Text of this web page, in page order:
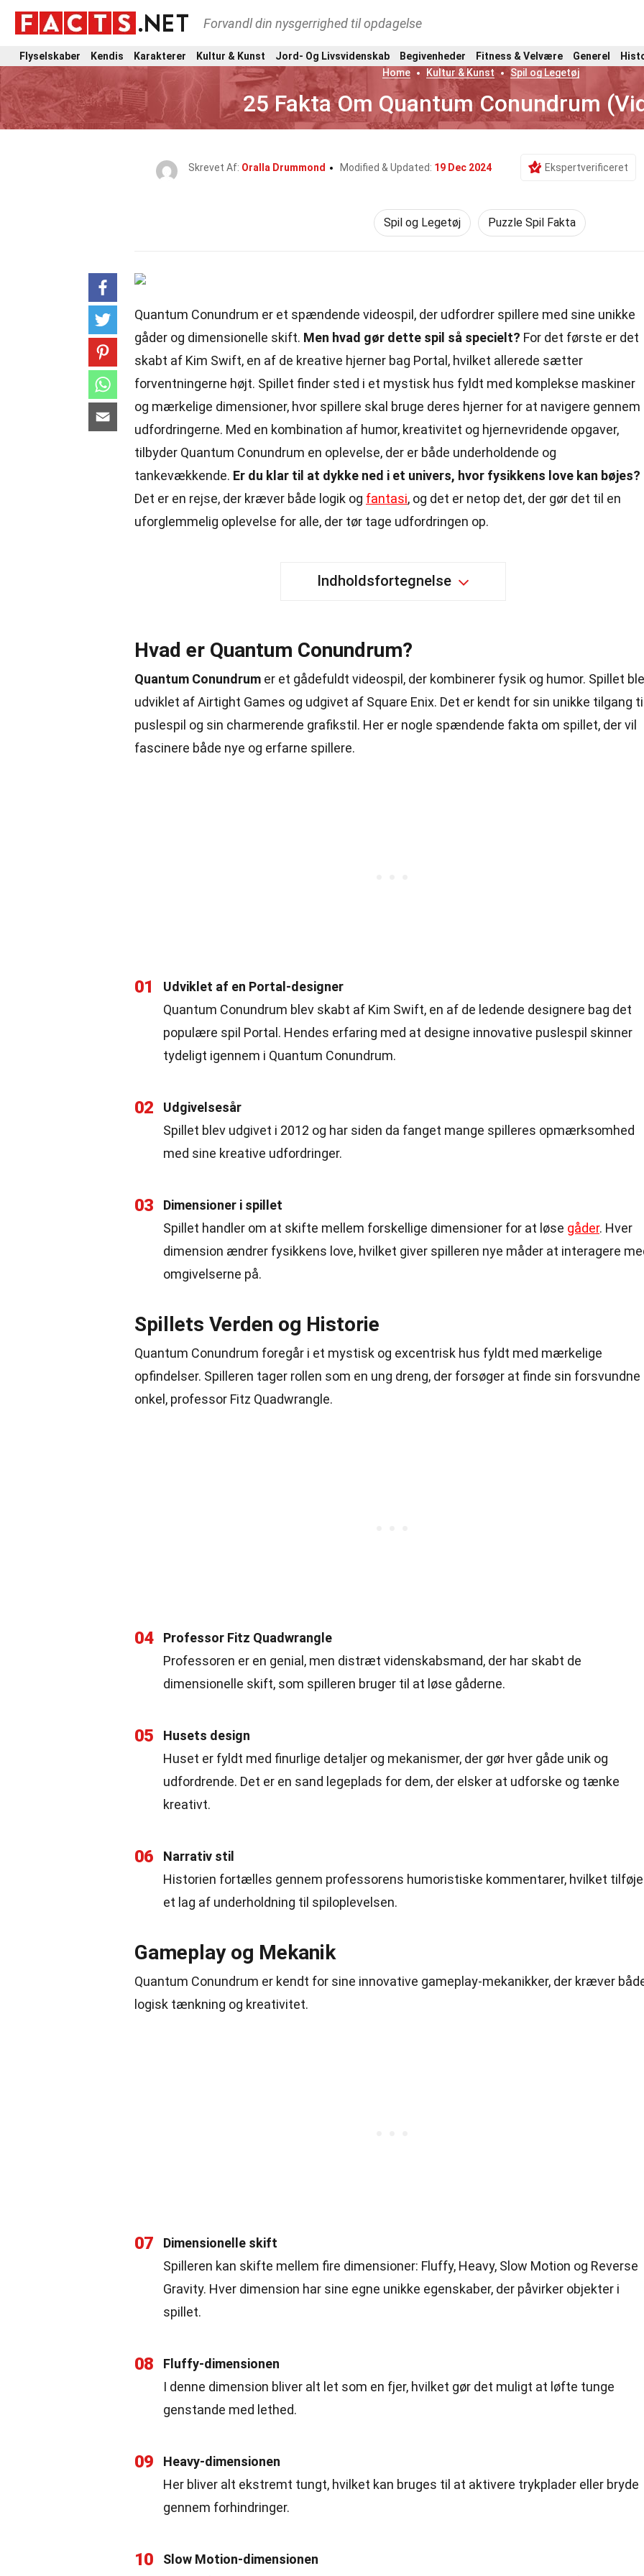
Forvandl din nysgerrighed til opdagelse
Flyselskaber Kendis Karakterer Kultur & Kunst Jord- Og Livsvidenskab Begivenheder Fitness & Velvære Generel
Home
Kultur & Kunst Spil og Legetøj
25 Fakta Om Quantum Conundrum
Skrevet Af: Oralla Drummond Modified & Updated: 19 Dec 2024 Ekspertverificeret
Spil og Legetøj Puzzle Spil Fakta
Quantum Conundrum er et spændende videospil, der udfordrer spillere med sine unikke
gåder og dimensionelle skift. Men hvad gør dette spil så specielt? For det første er det
skabt af Kim Swift, en af de kreative hjerner bag Portal, hvilket allerede sætter
forventningerne højt. Spillet finder sted i et mystisk hus fyldt med komplekse maskiner
og mærkelige dimensioner, hvor spillere skal bruge deres hjerner for at navigere gennem
udfordringerne. Med en kombination af humor, kreativitet og hjernevridende opgaver,
tilbyder Quantum Conundrum en oplevelse, der er både underholdende og
tankevækkende. Er du klar til at dykke ned i et univers, hvor fysikkens love kan bøjes?
Det er en rejse, der kræver både logik og fantasi, og det er netop det, der gør det til en
uforglemmelig oplevelse for alle, der tør tage udfordringen op.
Indholdsfortegnelse
Hvad er Quantum Conundrum?
Quantum Conundrum er et gådefuldt videospil, der kombinerer fysik og humor. Spillet
udviklet af Airtight Games og udgivet af Square Enix. Det er kendt for sin unikke tilgang
puslespil og sin charmerende grafikstil. Her er nogle spændende fakta om spillet, der vil
fascinere både nye og erfarne spillere.
01
Udviklet af en Portal-designer
Quantum Conundrum blev skabt af Kim Swift, en af de ledende designere bag det
populære spil Portal. Hendes erfaring med at designe innovative puslespil skinner
tydeligt igennem i Quantum Conundrum.
02
Udgivelsesår
Spillet blev udgivet i 2012 og har siden da fanget mange spilleres opmærksomhed
med sine kreative udfordringer.
03
Dimensioner i spillet
Spillet handler om at skifte mellem forskellige dimensioner for at løse gåder. Hver
dimension ændrer fysikkens love, hvilket giver spilleren nye måder at interagere
omgivelserne på.
Spillets Verden og Historie
Quantum Conundrum foregår i et mystisk og excentrisk hus fyldt med mærkelige
opfindelser. Spilleren tager rollen som en ung dreng, der forsøger at finde sin forsvundne
onkel, professor Fitz Quadwrangle.
04
Professor Fitz Quadwrangle
Professoren er en genial, men distræt videnskabsmand, der har skabt de
dimensionelle skift, som spilleren bruger til at løse gåderne.
05
Husets design
Huset er fyldt med finurlige detaljer og mekanismer, der gør hver gåde unik og
udfordrende. Det er en sand legeplads for dem, der elsker at udforske og tænke
kreativt.
06
Narrativ stil
Historien fortælles gennem professorens humoristiske kommentarer, hvilket
et lag af underholdning til spiloplevelsen.
Gameplay og Mekanik
Quantum Conundrum er kendt for sine innovative gameplay-mekanikker, der kræver
logisk tænkning og kreativitet.
07
Dimensionelle skift
Spilleren kan skifte mellem fire dimensioner: Fluffy, Heavy, Slow Motion og Reverse
Gravity. Hver dimension har sine egne unikke egenskaber, der påvirker objekter i
spillet.
08
Fluffy-dimensionen
I denne dimension bliver alt let som en fjer, hvilket gør det muligt at løfte tunge
genstande med lethed.
09
Heavy-dimensionen
Her bliver alt ekstremt tungt, hvilket kan bruges til at aktivere trykplader eller bryde
gennem forhindringer.
10
Slow Motion-dimensionen